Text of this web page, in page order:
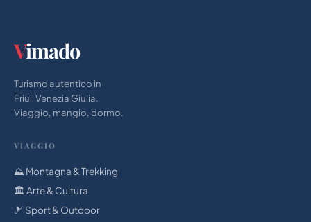
Vimado
Turismo autentico in
Friuli Venezia Giulia.
Viaggio, mangio, dormo.
VIAGGIO
⛰️ Montagna & Trekking
🏛 Arte & Cultura
🎿 Sport & Outdoor